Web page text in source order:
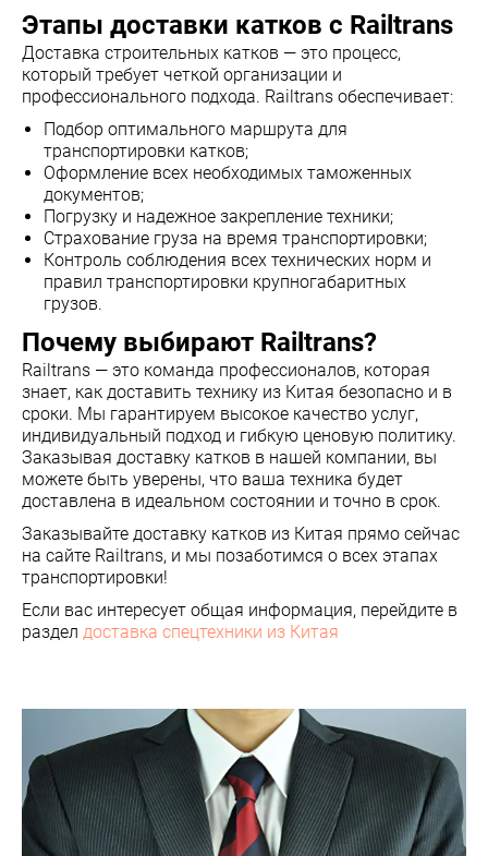
Этапы доставки катков с Railtrans
Доставка строительных катков — это процесс,
который требует четкой организации и
профессионального подхода. Railtrans обеспечивает:
Подбор оптимального маршрута для
транспортировки катков;
Оформление всех необходимых таможенных
документов;
Погрузку и надежное закрепление техники;
Страхование груза на время транспортировки;
Контроль соблюдения всех технических норм и
правил транспортировки крупногабаритных
грузов.
Почему выбирают Railtrans?
Railtrans — это команда профессионалов, которая
знает, как доставить технику из Китая безопасно и в
сроки. Мы гарантируем высокое качество услуг,
индивидуальный подход и гибкую ценовую политику.
Заказывая доставку катков в нашей компании, вы
можете быть уверены, что ваша техника будет
доставлена в идеальном состоянии и точно в срок.
Заказывайте доставку катков из Китая прямо сейчас
на сайте Railtrans, и мы позаботимся о всех этапах
транспортировки!
Если вас интересует общая информация, перейдите в
раздел доставка спецтехники из Китая